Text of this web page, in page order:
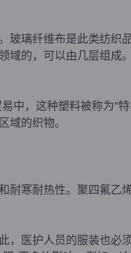
玻璃纤维布是此类纺织
域的，可以由几层组成
中，这种塑料被称为"
域的织物。
耐寒耐热性。聚四氟乙
，医护人员的服装也必